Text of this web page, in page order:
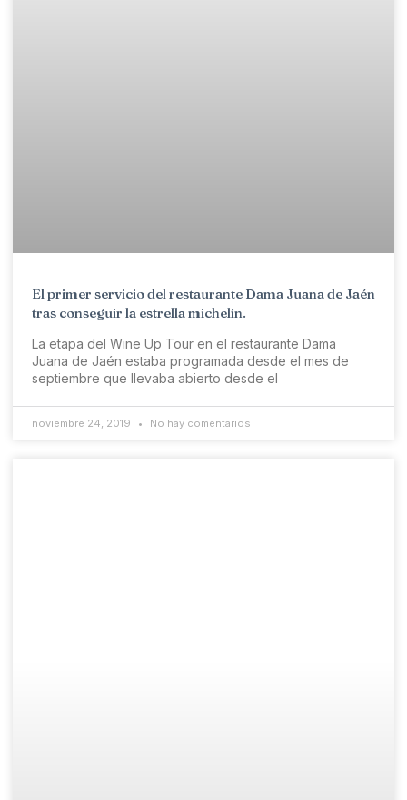
El primer servicio del restaurante Dama Juana de Jaén
tras conseguir la estrella michelín.
La etapa del Wine Up Tour en el restaurante Dama
Juana de Jaén estaba programada desde el mes de
septiembre que llevaba abierto desde el
noviembre 24, 2019 No hay comentarios